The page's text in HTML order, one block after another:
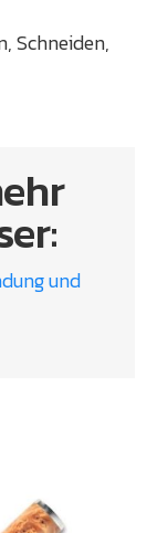
Schneiden,
und